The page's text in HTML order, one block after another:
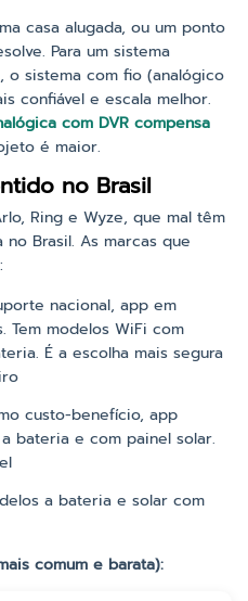
casa alugada, ou um ponto
Para um sistema
o sistema com fio (analógico
confiável e escala melhor.
com DVR compensa
é maior.
no Brasil
Ring e Wyze, que mal têm
Brasil. As marcas que
nacional, app em
Tem modelos WiFi com
É a escolha mais segura
custo-benefício, app
bateria e com painel solar.
a bateria e solar com
comum e barata):